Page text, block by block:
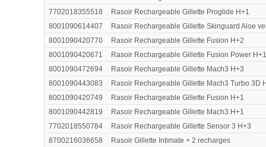
7702018355518
Rasoir Rechargeable Gillette Proglide H+1
8001090614407
Rasoir Rechargeable Gillette Skinguard Aloe
8001090420770
Rasoir Rechargeable Gillette Fusion H+2
8001090420671
Rasoir Rechargeable Gillette Fusion Power H+1
8001090472694
Rasoir Rechargeable Gillette Mach3 H+3
8001090443083
Rasoir Rechargeable Gillette Mach3 Turbo 3D
8001090420749
Rasoir Rechargeable Gillette Fusion H+1
8001090442819
Rasoir Rechargeable Gillette Mach3 H+1
7702018550784
Rasoir Rechargeable Gillette Sensor 3 H+3
8700216036658
Rasoir Gillette Intimate + 2 recharges